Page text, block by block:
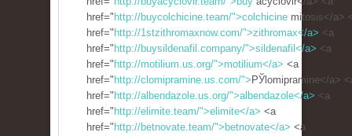
href=" http://buycolchicine.team/">colchicine mitosis</a>
href=" http://1stzithromaxnow.com/">zithromax</a> <a
href=" http://buysildenafil.company/">sildenafil</a> <a
href=" http://motilium.us.org/">motilium</a> <a
href=" http://clomipramine.us.com/"> РЎlomipramine</a>
href=" http://albendazole.us.org/">albendazole</a> <a
href=" http://elimite.team/">elimite</a> <a
href=" http://betnovate.team/">betnovate</a> <a